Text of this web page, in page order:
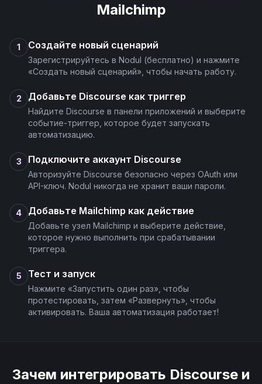
Mailchimp
1 Создайте новый сценарий
Зарегистрируйтесь в Nodul (бесплатно) и нажмите
«Создать новый сценарий», чтобы начать работу.
2 Добавьте Discourse как триггер
Найдите Discourse в панели приложений и выберите
событие-триггер, которое будет запускать
автоматизацию.
3 Подключите аккаунт Discourse
Авторизуйте Discourse безопасно через OAuth или
API-ключ. Nodul никогда не хранит ваши пароли.
4 Добавьте Mailchimp как действие
Добавьте узел Mailchimp и выберите действие,
которое нужно выполнить при срабатывании
триггера.
5 Тест и запуск
Нажмите «Запустить один раз», чтобы
протестировать, затем «Развернуть», чтобы
активировать. Ваша автоматизация работает!
Зачем интегрировать Discourse и